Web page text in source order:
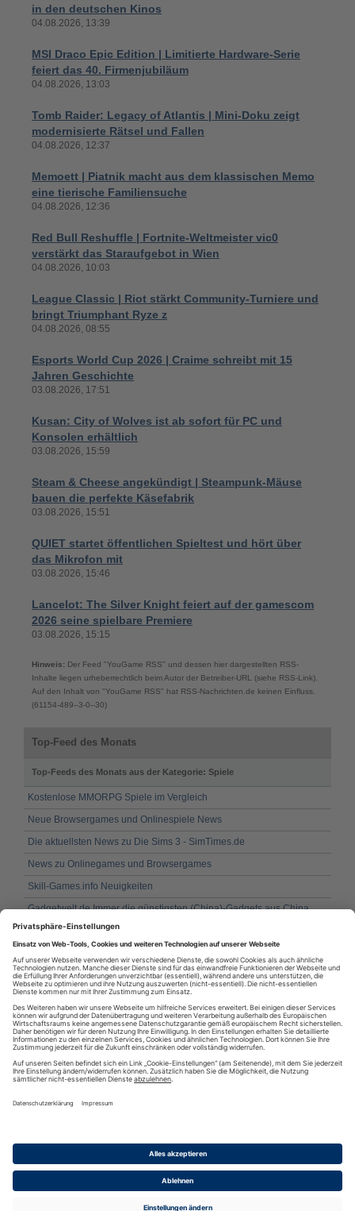
in den deutschen Kinos
04.08.2026, 13:39
MSI Draco Epic Edition | Limitierte Hardware-Serie
feiert das 40. Firmenjubiläum
04.08.2026, 13:03
Tomb Raider: Legacy of Atlantis | Mini-Doku zeigt
modernisierte Rätsel und Fallen
04.08.2026, 12:37
Memoett | Piatnik macht aus dem klassischen Memo
eine tierische Familiensuche
04.08.2026, 12:36
Red Bull Reshuffle | Fortnite-Weltmeister vic0
verstärkt das Staraufgebot in Wien
04.08.2026, 10:03
League Classic | Riot stärkt Community-Turniere und
bringt Triumphant Ryze z
04.08.2026, 08:55
Esports World Cup 2026 | Craime schreibt mit 15
Jahren Geschichte
03.08.2026, 17:51
Kusan: City of Wolves ist ab sofort für PC und
Konsolen erhältlich
03.08.2026, 15:59
Steam & Cheese angekündigt | Steampunk-Mäuse
bauen die perfekte Käsefabrik
03.08.2026, 15:51
QUIET startet öffentlichen Spieltest und hört über
das Mikrofon mit
03.08.2026, 15:46
Lancelot: The Silver Knight feiert auf der gamescom
2026 seine spielbare Premiere
03.08.2026, 15:15
Hinweis: Der Feed "YouGame RSS" und dessen hier dargestellten RSS-
Inhalte liegen urheberrechtlich beim Autor der Betreiber-URL (siehe RSS-Link).
Auf den Inhalt von "YouGame RSS" hat RSS-Nachrichten.de keinen Einfluss.
(61154-489--3-0--30)
Top-Feed des Monats
Top-Feeds des Monats aus der Kategorie: Spiele
Kostenlose MMORPG Spiele im Vergleich
Neue Browsergames und Onlinespiele News
Die aktuellsten News zu Die Sims 3 - SimTimes.de
News zu Onlinegames und Browsergames
Skill-Games.info Neuigkeiten
Gadgetwelt.de Immer die günstigsten (China)-Gadgets aus China
und der ganzen Welt!
Das deutsche PlayStation 3 Forum
SEGA Blog
Online Geld gewinnen - alle online Spiele
TopBG.de - Top Browsergames
Datenschutzinformationen·Cookie-Einstellungen·Impressum · AGB
& Nutzungsbedingungen·Partnerprogramme